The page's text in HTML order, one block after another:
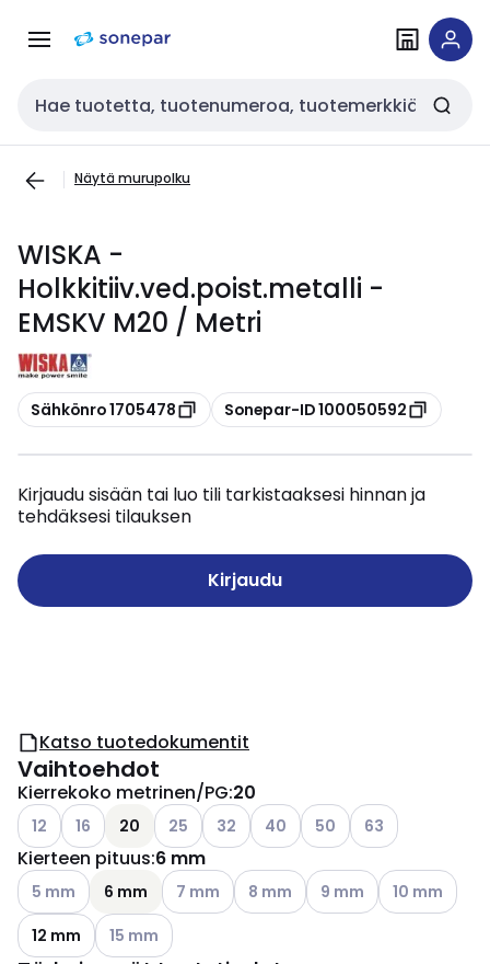
navigointiinsisältöön
Haku
Näytä murupolku
WISKA -
Holkkitiiv.ved.poist.metalli -
EMSKV M20 / Metri
Kopioi
Sähkönro 1705478 Kopioi
Sonepar-ID 100050592
Kirjaudu sisään tai luo tili tarkistaaksesi hinnan ja
tehdäksesi tilauksen
Kirjaudu
Katso tuotedokumentit
Vaihtoehdot
Kierrekoko metrinen/PG:20
Katso käytettävissä olevat vaihtoehdot
12 Katso käytettävissä olevat vaihtoehdot
16 20 Katso käytettävissä olevat vaihtoehdot
25 Katso käytettävissä olevat
32 Katso käytettävissä olevat
40 Katso käytettävissä
50 Katso
63
Kierteen pituus:6 mm
Katso käytettävissä olevat vaihtoehdot
5 mm 6 mm Katso käytettävissä olevat vaihtoehdot
7 mm Katso käytettävissä olevat
8 mm Katso käytettävissä
9 mm Katso
10 mm
12 mm
Katso käytettävissä olevat vaihtoehdot
15 mm